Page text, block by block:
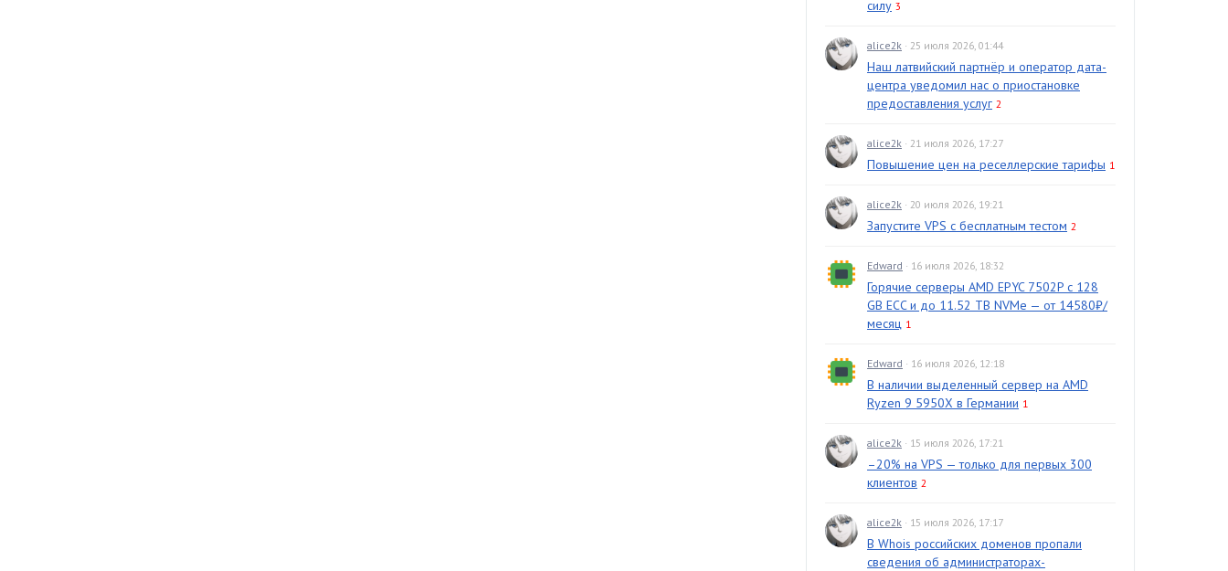
силу 3
alice2k · 25 июля 2026, 01:44
Наш латвийский партнёр и оператор дата-
центра уведомил нас о приостановке
предоставления услуг 2
alice2k · 21 июля 2026, 17:27
Повышение цен на реселлерские тарифы 1
alice2k · 20 июля 2026, 19:21
Запустите VPS с бесплатным тестом 2
Edward · 16 июля 2026, 18:32
Горячие серверы AMD EPYC 7502P с 128
GB ECC и до 11.52 TB NVMe — от 14580₽/
месяц 1
Edward · 16 июля 2026, 12:18
В наличии выделенный сервер на AMD
Ryzen 9 5950X в Германии 1
alice2k · 15 июля 2026, 17:21
–20% на VPS — только для первых 300
клиентов 2
alice2k · 15 июля 2026, 17:17
В Whois российских доменов пропали
сведения об администраторах-